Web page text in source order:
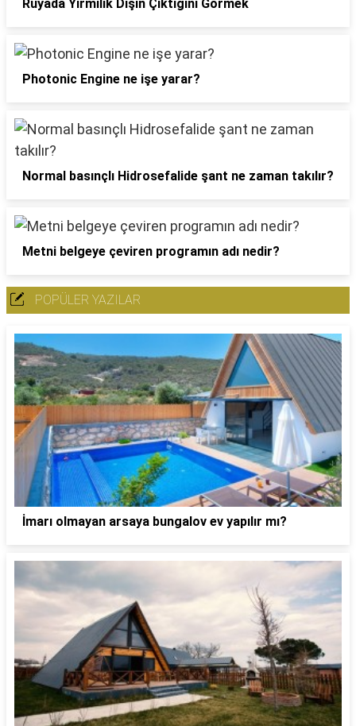
Rüyada Yirmilik Dişin Çıktığını Görmek
Photonic Engine ne işe yarar?
Normal basınçlı Hidrosefalide şant ne zaman takılır?
Metni belgeye çeviren programın adı nedir?
POPÜLER YAZILAR
İmarı olmayan arsaya bungalov ev yapılır mı?